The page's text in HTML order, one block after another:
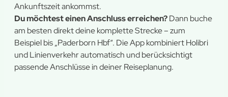
Ankunftszeit ankommst.
Du möchtest einen Anschluss erreichen?Dann buche
am besten direkt deine komplette Strecke – zum
Beispiel bis „Paderborn Hbf“. Die App kombiniert Holibri
und Linienverkehr automatisch und berücksichtigt
passende Anschlüsse in deiner Reiseplanung.